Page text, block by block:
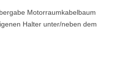
Motorraumkabelbaum
Halter unter/neben dem